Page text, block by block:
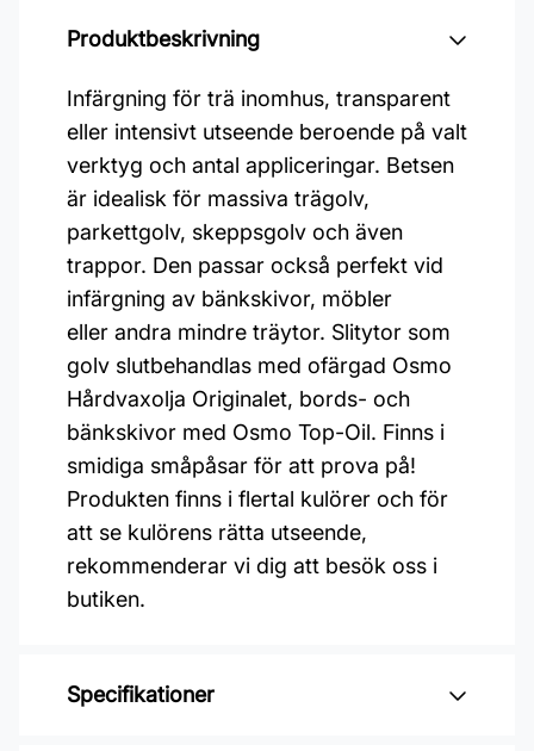
Produktbeskrivning
Infärgning för trä inomhus, transparent
eller intensivt utseende beroende på valt
verktyg och antal appliceringar. Betsen
är idealisk för massiva trägolv,
parkettgolv, skeppsgolv och även
trappor. Den passar också perfekt vid
infärgning av bänkskivor, möbler
eller andra mindre träytor. Slitytor som
golv slutbehandlas med ofärgad Osmo
Hårdvaxolja Originalet, bords- och
bänkskivor med Osmo Top-Oil. Finns i
smidiga småpåsar för att prova på!
Produkten finns i flertal kulörer och för
att se kulörens rätta utseende,
rekommenderar vi dig att besök oss i
butiken.
Specifikationer